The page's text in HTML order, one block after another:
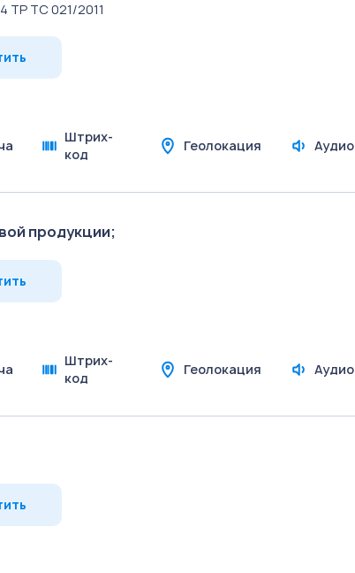
ТР ТС 021/2011
Штрих-
код
Геолокация Аудио
продукции;
Штрих-
код
Геолокация Аудио